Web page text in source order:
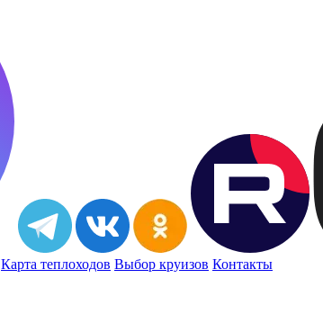
Карта теплоходов Выбор круизов Контакты